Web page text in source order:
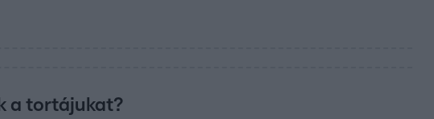
a tortájukat?